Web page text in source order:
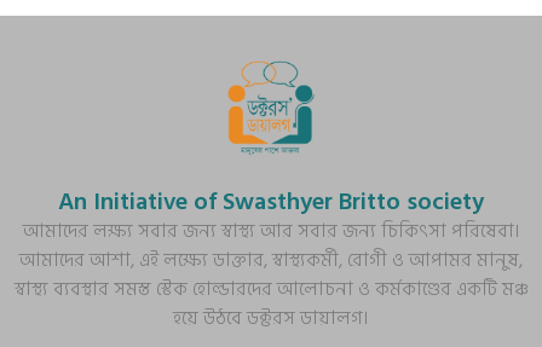
An Initiative of Swasthyer Britto society
আমাদের লক্ষ্য সবার জন্য স্বাস্থ্য আর সবার জন্য চিকিৎসা পরিষেবা।
আমাদের আশা, এই লক্ষ্যে ডাক্তার, স্বাস্থ্যকর্মী, রোগী ও আপামর মানুষ,
স্বাস্থ্য ব্যবস্থার সমস্ত স্টেক হোল্ডারদের আলোচনা ও কর্মকাণ্ডের একটি মঞ্চ
হয়ে উঠবে ডক্টরস ডায়ালগ।